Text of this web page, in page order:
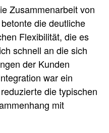
Zusammenarbeit von
die deutliche
Flexibilität, die es
schnell an die sich
der Kunden
war ein
die typischen
mit